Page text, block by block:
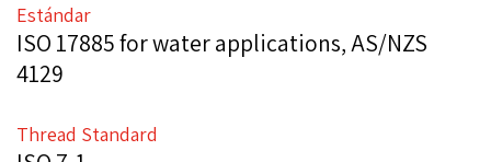
Estándar
ISO 17885 for water applications, AS/NZS
4129
Thread Standard